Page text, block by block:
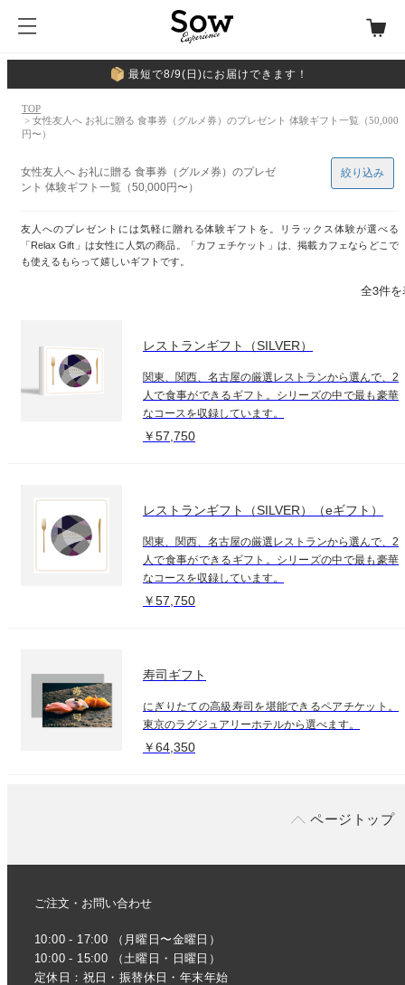
最短で8/9(日)にお届けできます！
TOP
> 女性友人へ お礼に贈る 食事券（グルメ券）のプレゼント 体験ギフト一覧（50,000
円〜）
女性友人へ お礼に贈る 食事券（グルメ券）のプレゼ
ント 体験ギフト一覧（50,000円〜）
友人へのプレゼントには気軽に贈れる体験ギフトを。リラックス体験が選べる
「Relax Gift」は女性に人気の商品。「カフェチケット」は、掲載カフェならどこで
も使えるもらって嬉しいギフトです。
絞り込み
全3件
レストランギフト（SILVER）
関東、関西、名古屋の厳選レストランから選んで、2
人で食事ができるギフト。シリーズの中で最も豪華
なコースを収録しています。
￥57,750
レストランギフト（SILVER）（eギフト）
関東、関西、名古屋の厳選レストランから選んで、2
人で食事ができるギフト。シリーズの中で最も豪華
なコースを収録しています。
￥57,750
寿司ギフト
にぎりたての高級寿司を堪能できるペアチケット。
東京のラグジュアリーホテルから選べます。
￥64,350
ページトップ
ご注文・お問い合わせ
10:00 - 17:00 （月曜日〜金曜日）
10:00 - 15:00 （土曜日・日曜日）
定休日：祝日・振替休日・年末年始